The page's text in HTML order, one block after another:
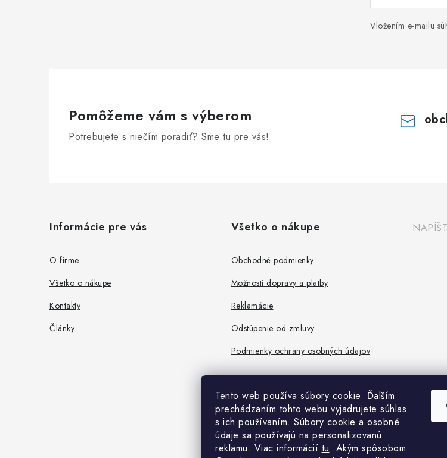
Tento web používa súbory cookie. Ďalším
prechádzaním tohto webu vyjadrujete súhlas
s ich používaním. Súbory cookie a osobné
údaje sa používajú na personalizovanú
reklamu. Viac informácií tu. Akým spôsobom
Vložením e-mailu
Pomôžeme vám s výberom
Potrebujete s niečím poradiť? Sme tu pre vás!
Informácie pre vás
O firme
Všetko o nákupe
Kontakty
Články
Všetko o nákupe
Obchodné podmienky
Možnosti dopravy a platby
Reklamácie
Odstúpenie od zmluvy
Podmienky ochrany osobných údajov